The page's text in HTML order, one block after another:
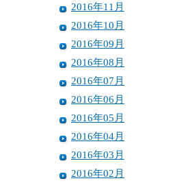
2016年11月
2016年10月
2016年09月
2016年08月
2016年07月
2016年06月
2016年05月
2016年04月
2016年03月
2016年02月